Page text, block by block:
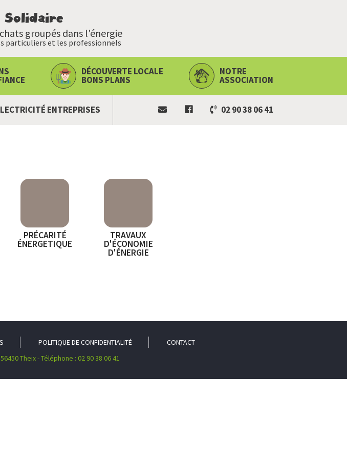
Solidaire
groupés dans l'énergie
particuliers et les professionnels
DÉCOUVERTE LOCALE
BONS PLANS
NOTRE
ASSOCIATION
ENTREPRISES 02 90 38 06 41
PRÉCARITÉ
ÉNERGETIQUE
TRAVAUX
D'ÉCONOMIE
D'ÉNERGIE
POLITIQUE DE CONFIDENTIALITÉ
CONTACT
Theix - Téléphone : 02 90 38 06 41